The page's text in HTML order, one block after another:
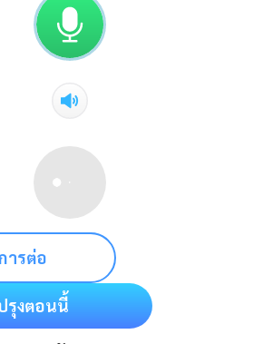
ารต่อ
รุงตอนนี้